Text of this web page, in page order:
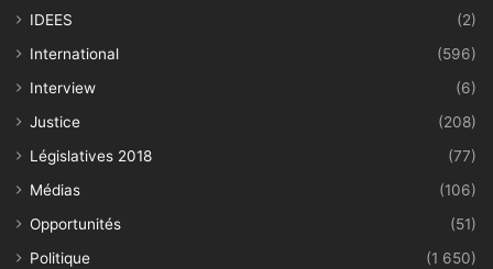
IDEES
(2)
International
(596)
Interview
(6)
Justice
(208)
Législatives 2018
(77)
Médias
(106)
Opportunités
(51)
Politique
(1 650)